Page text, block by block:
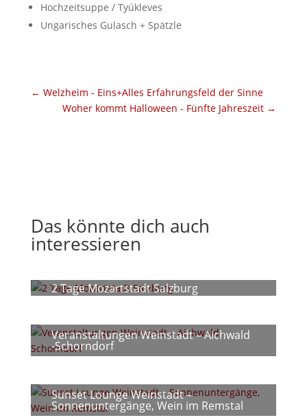
Hochzeitsuppe / Tyúkleves
Ungarisches Gulasch + Spätzle
← Welzheim - Eins+Alles Erfahrungsfeld der Sinne
Woher kommt Halloween - Fünfte Jahreszeit →
Das könnte dich auch
interessieren
2 Tage Mozartstadt Salzburg
Veranstaltungen Weinstadt – Aichwald
-Schorndorf
Sunset Lounge Weinstadt –
Sonnenuntergänge, Wein im Remstal